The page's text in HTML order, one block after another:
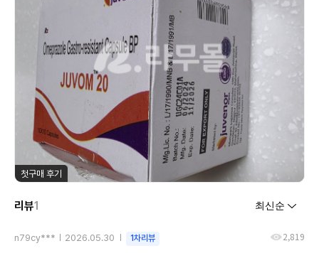
첫구매 후기
리뷰1
n79cy*** 2026.05.30 1차리뷰 2,819